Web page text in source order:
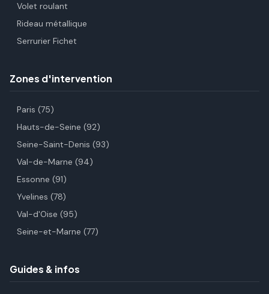
Volet roulant
Rideau métallique
Serrurier Fichet
Zones d'intervention
Paris (75)
Hauts-de-Seine (92)
Seine-Saint-Denis (93)
Val-de-Marne (94)
Essonne (91)
Yvelines (78)
Val-d'Oise (95)
Seine-et-Marne (77)
Guides & infos